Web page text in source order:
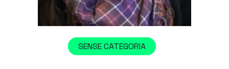
SENSE CATEGORIA